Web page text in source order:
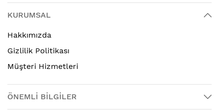
KURUMSAL
Hakkımızda
Gizlilik Politikası
Müşteri Hizmetleri
ÖNEMLİ BİLGİLER